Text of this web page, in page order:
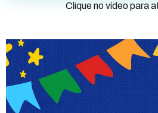
Clique no vídeo para